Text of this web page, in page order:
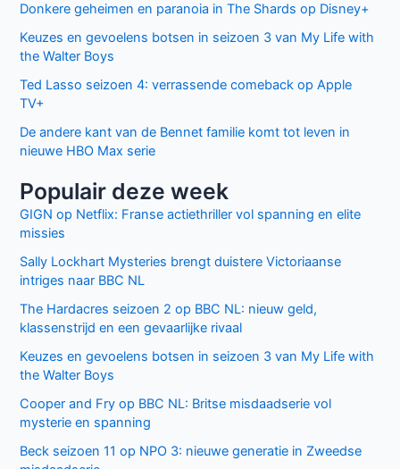
Donkere geheimen en paranoia in The Shards op Disney+
Keuzes en gevoelens botsen in seizoen 3 van My Life with
the Walter Boys
Ted Lasso seizoen 4: verrassende comeback op Apple
TV+
De andere kant van de Bennet familie komt tot leven in
nieuwe HBO Max serie
Populair deze week
GIGN op Netflix: Franse actiethriller vol spanning en elite
missies
Sally Lockhart Mysteries brengt duistere Victoriaanse
intriges naar BBC NL
The Hardacres seizoen 2 op BBC NL: nieuw geld,
klassenstrijd en een gevaarlijke rivaal
Keuzes en gevoelens botsen in seizoen 3 van My Life with
the Walter Boys
Cooper and Fry op BBC NL: Britse misdaadserie vol
mysterie en spanning
Beck seizoen 11 op NPO 3: nieuwe generatie in Zweedse